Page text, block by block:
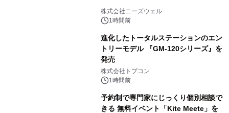
株式会社ニーズウェル
1時間前
進化したトータルステーションのエン
トリーモデル 『GM-120シリーズ』を
発売
株式会社トプコン
1時間前
予約制で専門家にじっくり個別相談で
きる 無料イベント「Kite Meete」を